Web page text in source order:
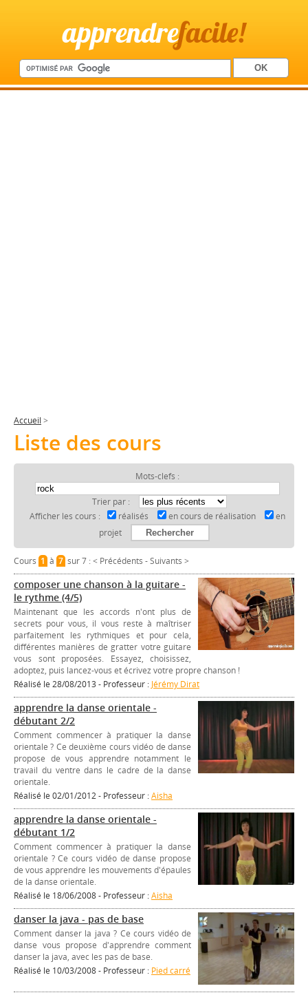
apprendrefacile!
Accueil >
Liste des cours
Mots-clefs :
Trier par :
Afficher les cours :
réalisés en cours de réalisation
en
projet
Cours 1à 7sur 7 :< Précédents -Suivants >
composer une chanson à la guitare -
le rythme (4/5)
Maintenant que les accords n'ont plus de
secrets pour vous, il vous reste à maîtriser
parfaitement les rythmiques et pour cela,
différentes manières de gratter votre guitare
vous sont proposées. Essayez, choisissez,
adoptez, puis lancez-vous et écrivez votre propre chanson !
Réalisé le 28/08/2013 - Professeur : Jérémy Dirat
apprendre la danse orientale -
débutant 2/2
Comment commencer à pratiquer la danse
orientale ? Ce deuxième cours vidéo de danse
propose de vous apprendre notamment le
travail du ventre dans le cadre de la danse
orientale.
Réalisé le 02/01/2012 - Professeur :Aisha
apprendre la danse orientale -
débutant 1/2
Comment commencer à pratiquer la danse
orientale ? Ce cours vidéo de danse propose
de vous apprendre les mouvements d'épaules
de la danse orientale.
Réalisé le 18/06/2008 - Professeur :Aisha
danser la java - pas de base
Comment danser la java ? Ce cours vidéo de
danse vous propose d'apprendre comment
danser la java, avec les pas de base.
Réalisé le 10/03/2008 - Professeur : Pied carré